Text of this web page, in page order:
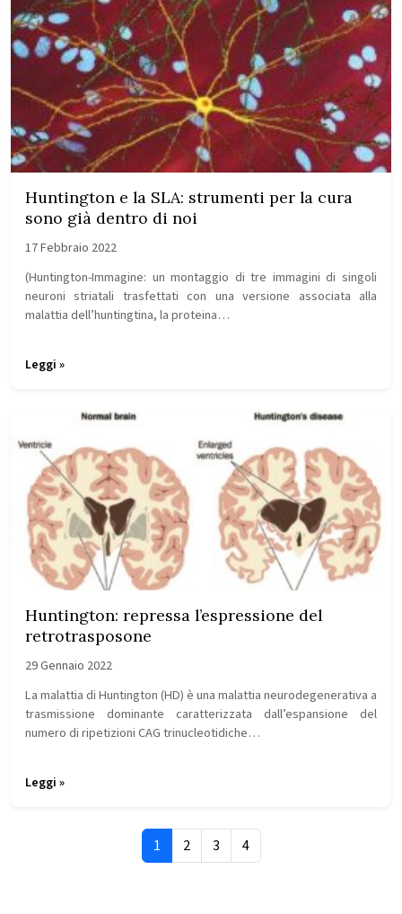
Huntington e la SLA: strumenti per la cura
sono già dentro di noi
17 Febbraio 2022
(Huntington-Immagine: un montaggio di tre immagini di singoli
neuroni striatali trasfettati con una versione associata alla
malattia dell’huntingtina, la proteina…
Leggi »
Huntington: repressa l’espressione del
retrotrasposone
29 Gennaio 2022
La malattia di Huntington (HD) è una malattia neurodegenerativa a
trasmissione dominante caratterizzata dall’espansione del
numero di ripetizioni CAG trinucleotidiche…
Leggi »
Current Page
1 Page
2 Page
3 Page
4